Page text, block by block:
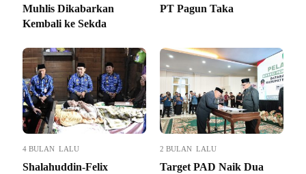
Muhlis Dikabarkan
Kembali ke Sekda
PT Pagun Taka
4 BULAN LALU
Shalahuddin-Felix
2 BULAN LALU
Target PAD Naik Dua